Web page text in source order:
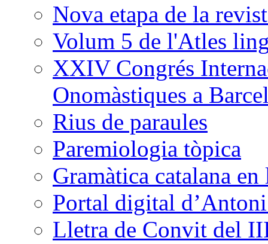
Nova etapa de la
Volum 5 de l'Atles
XXIV Congrés
Onomàstiques a
Rius de paraules
Paremiologia tòpica
Gramàtica catalana
Portal digital
Lletra de Convit del